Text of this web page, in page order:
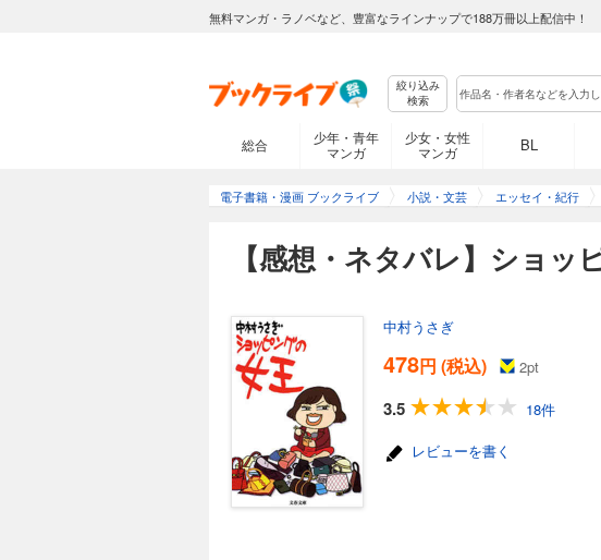
無料マンガ・ラノベなど、豊富なラインナップで188万冊以上配信中！
絞り込み
検索
総合
少年・青年
マンガ
少女・女性
マンガ
BL
電子書籍・漫画 ブックライブ 小説・文芸 エッセイ・紀行
【感想・ネタバレ】ショ
中村うさぎ
478円 (税込) 2pt
3.5
18件
レビューを書く